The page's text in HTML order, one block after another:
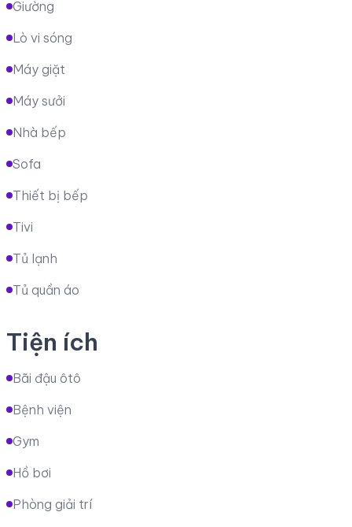
Giường
Lò vi sóng
Máy giặt
Máy sưởi
Nhà bếp
Sofa
Thiết bị bếp
Tivi
Tủ lạnh
Tủ quần áo
Tiện ích
Bãi đậu ôtô
Bệnh viện
Gym
Hồ bơi
Phòng giải trí